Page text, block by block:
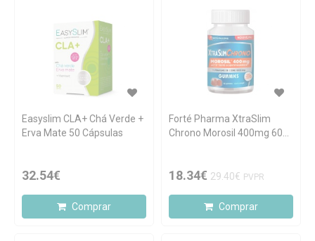
Easyslim CLA+ Chá Verde +
Erva Mate 50 Cápsulas
32.54€
Comprar
Forté Pharma XtraSlim
Chrono Morosil 400mg 60
18.34€ 29.40€ PVPR
Comprar